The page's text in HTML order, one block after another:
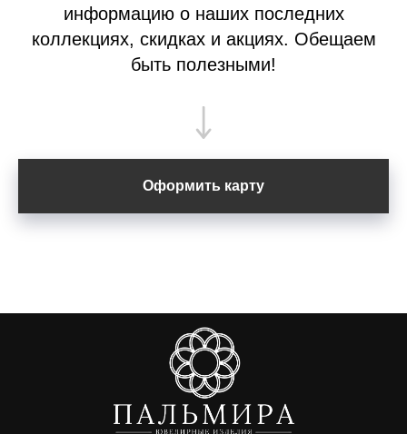
информацию о наших последних
коллекциях, скидках и акциях. Обещаем
быть полезными!
Оформить карту